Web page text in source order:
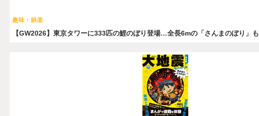
【GW2026】東京タワーに333匹の鯉のぼり登場…全長6mの「さんまのぼり」も
趣味・娯楽